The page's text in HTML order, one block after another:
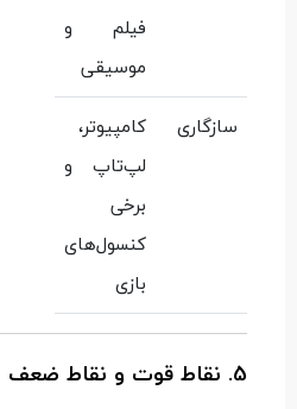
فیلم و
موسیقی
سازگاری
کامپیوتر،
لپ‌تاپ و
برخی
کنسول‌های
بازی
5. نقاط قوت و نقاط ضعف